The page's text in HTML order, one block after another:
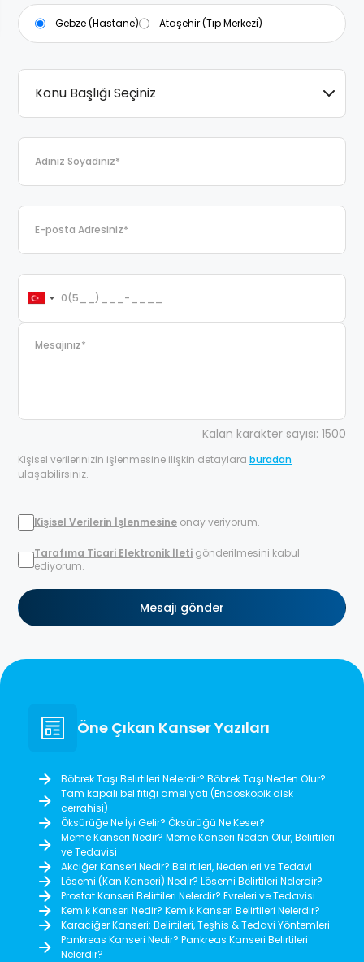
Gebze (Hastane) Ataşehir (Tıp Merkezi)
Konu Başlığı Seçiniz
Kalan karakter sayısı: 1500
Kişisel verilerinizin işlenmesine ilişkin detaylara buradan
ulaşabilirsiniz.
Kişisel Verilerin İşlenmesine onay veriyorum.
Tarafıma Ticari Elektronik İleti gönderilmesini kabul
ediyorum.
Mesajı gönder
Öne Çıkan Kanser Yazıları
Böbrek Taşı Belirtileri Nelerdir? Böbrek Taşı Neden Olur?
Tam kapalı bel fıtığı ameliyatı (Endoskopik disk
cerrahisi)
Öksürüğe Ne İyi Gelir? Öksürüğü Ne Keser?
Meme Kanseri Nedir? Meme Kanseri Neden Olur, Belirtileri
ve Tedavisi
Akciğer Kanseri Nedir? Belirtileri, Nedenleri ve Tedavi
Lösemi (Kan Kanseri) Nedir? Lösemi Belirtileri Nelerdir?
Prostat Kanseri Belirtileri Nelerdir? Evreleri ve Tedavisi
Kemik Kanseri Nedir? Kemik Kanseri Belirtileri Nelerdir?
Karaciğer Kanseri: Belirtileri, Teşhis & Tedavi Yöntemleri
Pankreas Kanseri Nedir? Pankreas Kanseri Belirtileri
Nelerdir?